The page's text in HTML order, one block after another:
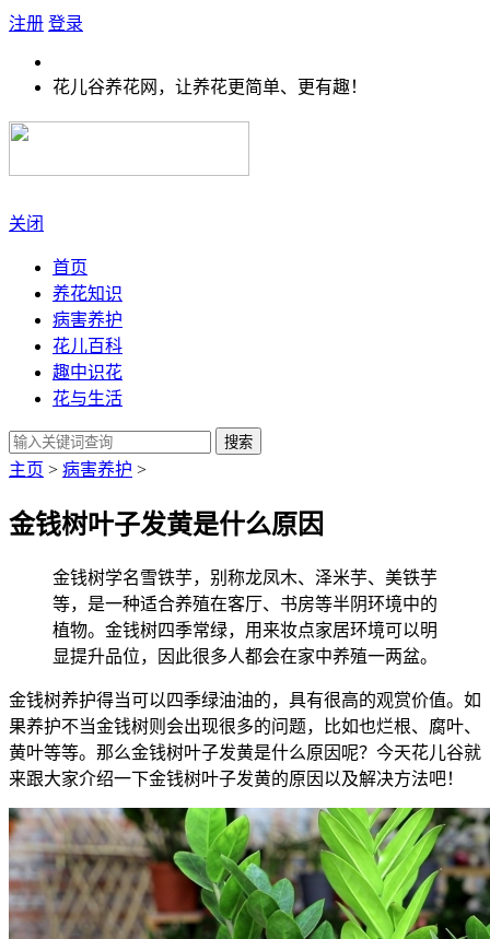
注册 登录
花儿谷养花网，让养花更简单、更有趣！
关闭
首页
养花知识
病害养护
花儿百科
趣中识花
花与生活
搜索
主页 > 病害养护 >
金钱树叶子发黄是什么原因
金钱树学名雪铁芋，别称龙凤木、泽米芋、美铁芋
等，是一种适合养殖在客厅、书房等半阴环境中的
植物。金钱树四季常绿，用来妆点家居环境可以明
显提升品位，因此很多人都会在家中养殖一两盆。
金钱树养护得当可以四季绿油油的，具有很高的观赏价值。如
果养护不当金钱树则会出现很多的问题，比如也烂根、腐叶、
黄叶等等。那么金钱树叶子发黄是什么原因呢？今天花儿谷就
来跟大家介绍一下金钱树叶子发黄的原因以及解决方法吧！